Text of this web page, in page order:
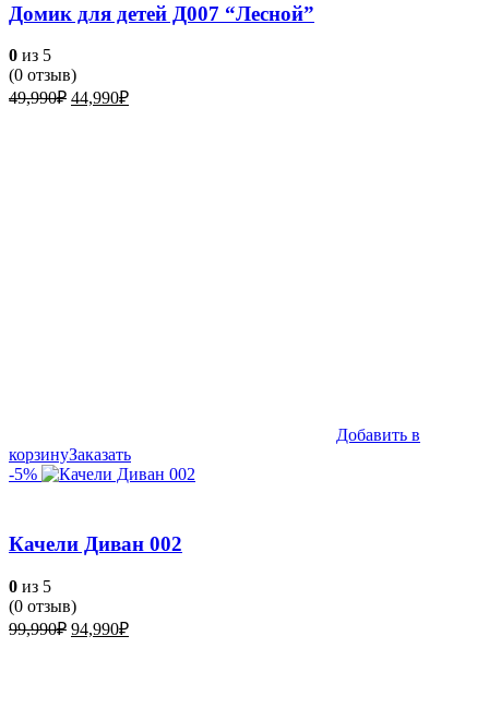
Домик для детей Д007 “Лесной”
0 из 5
(0 отзыв)
49,990₽ Первоначальная
44,990₽Текущая
Добавить в
корзинуЗаказать
-5%
Качели Диван 002
0 из 5
(0 отзыв)
99,990₽ Первоначальная
94,990₽Текущая